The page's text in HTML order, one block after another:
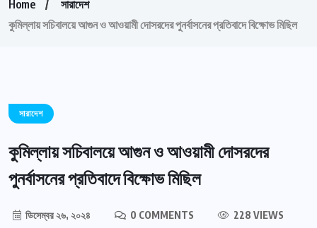
Home
সারাদেশ
কুমিল্লায় সচিবালয়ে আগুন ও আওয়ামী দোসরদের পুনর্বাসনের প্রতিবাদে বিক্ষোভ মিছিল
সারাদেশ
কুমিল্লায় সচিবালয়ে আগুন ও আওয়ামী দোসরদের
পুনর্বাসনের প্রতিবাদে বিক্ষোভ মিছিল
ডিসেম্বর ২৬, ২০২৪ 0 COMMENTS 228 VIEWS